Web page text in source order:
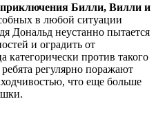
Билли, Вилли и
в любой ситуации
Дональд неустанно пытается
и оградить от
категорически против такого
регулярно поражают
что еще больше